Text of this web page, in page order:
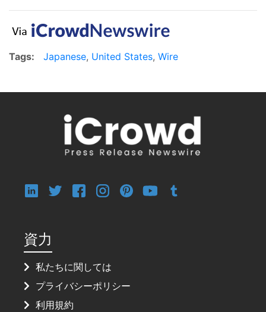
Tags: Japanese, United States, Wire
資力
私たちに関しては
プライバシーポリシー
利用規約